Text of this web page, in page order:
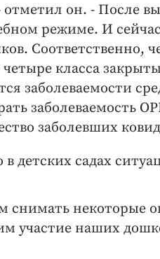
он. - После
режиме. И
Соответственно,
класса
заболеваемости
заболеваемость
заболевших
детских садах
снимать некоторые
участие наших